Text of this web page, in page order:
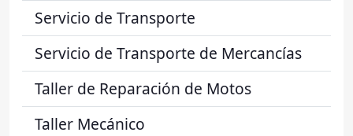
Servicio de Transporte
Servicio de Transporte de Mercancías
Taller de Reparación de Motos
Taller Mecánico